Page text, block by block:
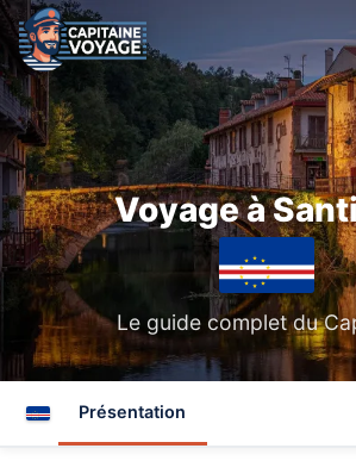
Voyage à
Le guide complet du
Présentation